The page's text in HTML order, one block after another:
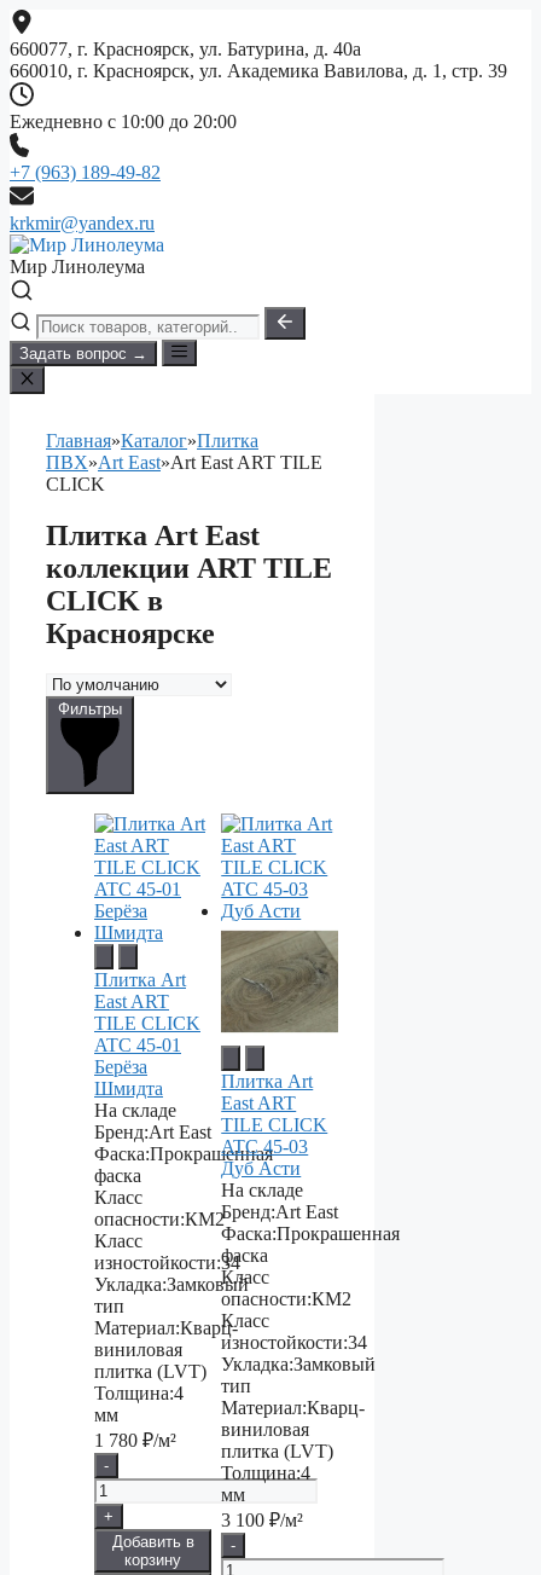
Перейти
к
содержимому
660077, г. Красноярск, ул. Батурина, д. 40а
660010, г. Красноярск, ул. Академика Вавилова, д. 1, стр. 39
Ежедневно с 10:00 до 20:00
+7 (963) 189-49-82
krkmir@yandex.ru
Мир Линолеума
Задать вопрос →
Главная»Каталог»Плитка
ПВХ»Art East»Art East ART TILE
CLICK
Плитка Art East
коллекции ART TILE
CLICK в
Красноярске
Фильтры
Плитка Art
East ART
TILE CLICK
ATC 45-01
Берёза
Шмидта
На складе
Бренд:Art East
Фаска:Прокрашенная
фаска
Класс
опасности:КМ2
Класс
изностойкости:34
Укладка:Замковый
тип
Материал:Кварц-
виниловая
плитка (LVT)
Толщина:4
мм
1 780 ₽/м²
-
+
Добавить в
корзину
Плитка Art
East ART
TILE CLICK
ATC 45-03
Дуб Асти
На складе
Бренд:Art East
Фаска:Прокрашенная
фаска
Класс
опасности:КМ2
Класс
изностойкости:34
Укладка:Замковый
тип
Материал:Кварц-
виниловая
плитка (LVT)
Толщина:4
мм
3 100₽/м²
-